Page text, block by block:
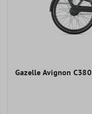
Gazelle Avignon C380